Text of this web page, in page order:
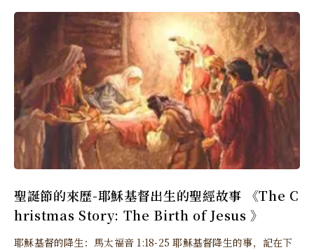
聖誕節的來歷-耶穌基督出生的聖經故事 《The C
hristmas Story: The Birth of Jesus 》
耶穌基督的降生：馬太福音 1:18-25 耶穌基督降生的事，記在下